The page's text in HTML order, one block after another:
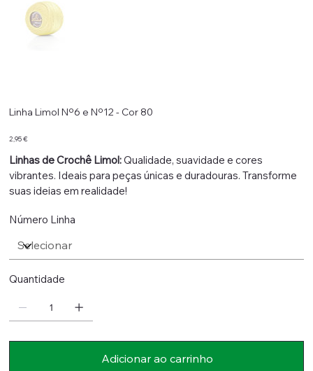
Linha Limol Nº6 e Nº12 - Cor 80
Preço
2,95 €
Linhas de Crochê Limol:Qualidade, suavidade e cores
vibrantes. Ideais para peças únicas e duradouras. Transforme
suas ideias em realidade!
Número Linha
Quantidade
Adicionar ao carrinho